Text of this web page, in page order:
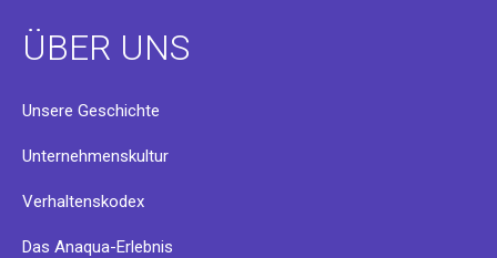
ÜBER UNS
Unsere Geschichte
Unternehmenskultur
Verhaltenskodex
Das Anaqua-Erlebnis